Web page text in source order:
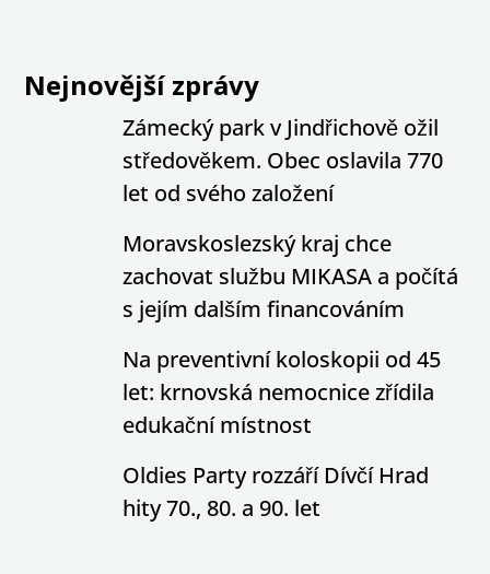
Nejnovější zprávy
Zámecký park v Jindřichově ožil
středověkem. Obec oslavila 770
let od svého založení
Moravskoslezský kraj chce
zachovat službu MIKASA a počítá
s jejím dalším financováním
Na preventivní koloskopii od 45
let: krnovská nemocnice zřídila
edukační místnost
Oldies Party rozzáří Dívčí Hrad
hity 70., 80. a 90. let